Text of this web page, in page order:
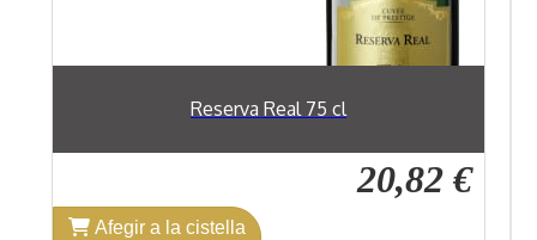
Reserva Real 75 cl
20,82 €
Afegir a la cistella